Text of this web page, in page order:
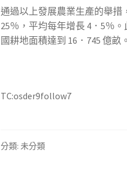
通過以上發展農業生產的舉措
25％，平均每年增長 4．5％
國耕地面積達到 16．745 億畝。
TC:osder9follow7
分類: 未分類